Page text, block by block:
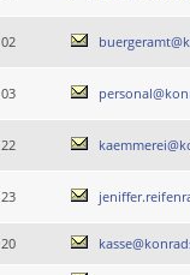
02
03
22
23
20